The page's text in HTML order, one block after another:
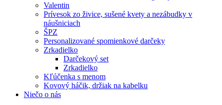
Valentin
Prívesok zo živice, sušené kvety a nezábudky v
náušniciach
ŠPZ
Personalizované spomienkové darčeky
Zrkadielko
Darčekový set
Zrkadielko
Kľúčenka s menom
Kovový háčik, držiak na kabelku
Niečo o nás